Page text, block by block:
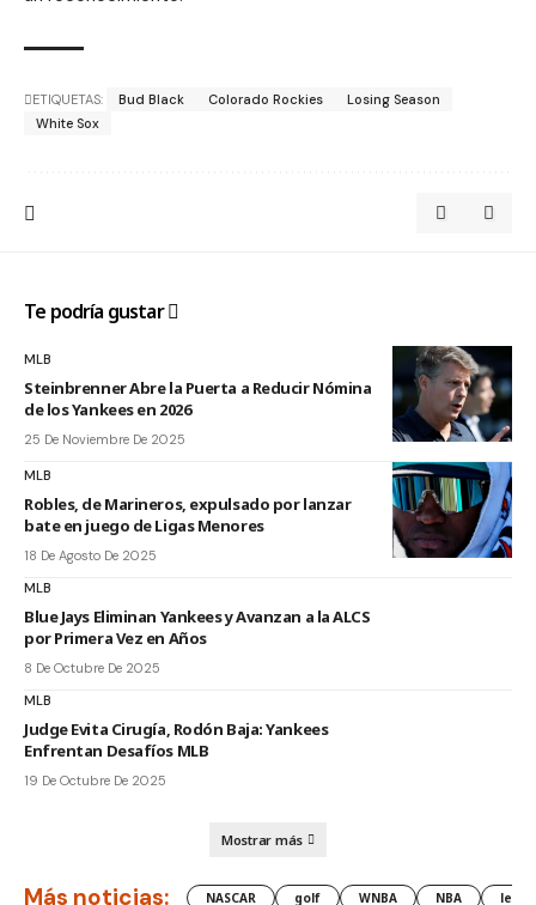
ETIQUETAS: Bud Black Colorado Rockies
Losing Season
White Sox
Te podría gustar
MLB
Steinbrenner Abre la Puerta a Reducir Nómina
de los Yankees en 2026
25 De Noviembre De 2025
MLB
Robles, de Marineros, expulsado por lanzar
bate en juego de Ligas Menores
18 De Agosto De 2025
MLB
Blue Jays Eliminan Yankees y Avanzan a la ALCS
por Primera Vez en Años
8 De Octubre De 2025
MLB
Judge Evita Cirugía, Rodón Baja: Yankees
Enfrentan Desafíos MLB
19 De Octubre De 2025
Mostrar más
Más noticias: NASCAR golf WNBA NBA